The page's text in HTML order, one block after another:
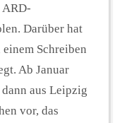
Darüber hat
Schreiben
Ab Januar
aus Leipzig
vor, das